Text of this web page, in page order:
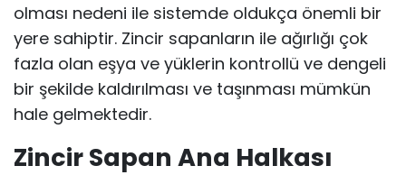
olması nedeni ile sistemde oldukça önemli bir
yere sahiptir. Zincir sapanların ile ağırlığı çok
fazla olan eşya ve yüklerin kontrollü ve dengeli
bir şekilde kaldırılması ve taşınması mümkün
hale gelmektedir.
Zincir Sapan Ana Halkası